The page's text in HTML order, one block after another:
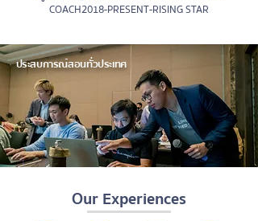
COACH2018-PRESENT-RISING STAR
ประสบการณ์สอนทั่วประเทศ
Our Experiences